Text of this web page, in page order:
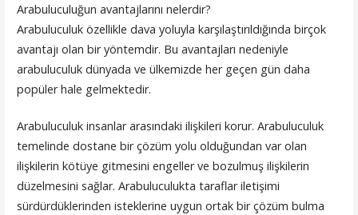
Arabuluculuğun avantajlarını nelerdir?
Arabuluculuk özellikle dava yoluyla karşılaştırıldığında birçok
avantajı olan bir yöntemdir. Bu avantajları nedeniyle
arabuluculuk dünyada ve ülkemizde her geçen gün daha
popüler hale gelmektedir.
Arabuluculuk insanlar arasındaki ilişkileri korur. Arabuluculuk
temelinde dostane bir çözüm yolu olduğundan var olan
ilişkilerin kötüye gitmesini engeller ve bozulmuş ilişkilerin
düzelmesini sağlar. Arabuluculukta taraflar iletişimi
sürdürdüklerinden isteklerine uygun ortak bir çözüm bulma